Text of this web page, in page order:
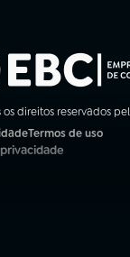
os direitos reservados
Termos de uso
(abre em nova aba)